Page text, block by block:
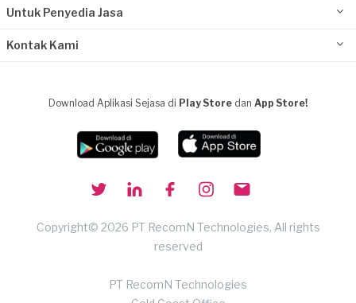
Untuk Penyedia Jasa
Kontak Kami
Download Aplikasi Sejasa di Play Store dan App Store!
Copyright© 2026 PT RecomN Technologies, All rights
reserved
PT RecomN Technologies